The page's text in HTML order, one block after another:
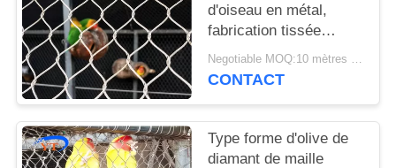
d'oiseau en métal,
fabrication tissée
flexible d'oiseau d'acier
inoxydable de 1.2mm
Negotiable MOQ:10 mètres carrés
CONTACT
Type forme d'olive de
diamant de maille